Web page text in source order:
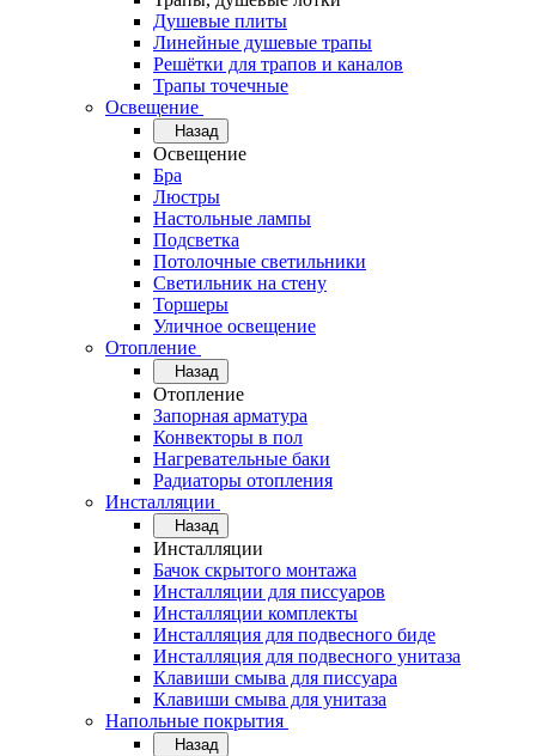
Душевые плиты
Линейные душевые трапы
Решётки для трапов и каналов
Трапы точечные
Освещение
Назад
Освещение
Бра
Люстры
Настольные лампы
Подсветка
Потолочные светильники
Светильник на стену
Торшеры
Уличное освещение
Отопление
Назад
Отопление
Запорная арматура
Конвекторы в пол
Нагревательные баки
Радиаторы отопления
Инсталляции
Назад
Инсталляции
Бачок скрытого монтажа
Инсталляции для писсуаров
Инсталляции комплекты
Инсталляция для подвесного биде
Инсталляция для подвесного унитаза
Клавиши смыва для писсуара
Клавиши смыва для унитаза
Напольные покрытия
Назад